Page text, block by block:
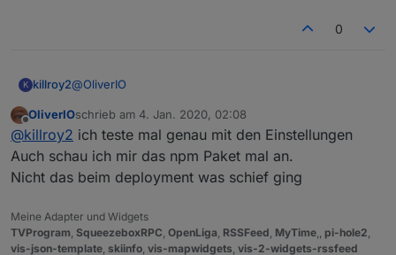
0
K killroy2@OliverIO
eigentlich alles default
Offline
OliverIOschrieb am 4. Jan. 2020, 02:08
zuletzt editiert von
@killroy2 ich teste mal genau mit den Einstellungen
Auch schau ich mir das npm Paket mal an.
Nicht das beim deployment was schief ging
Meine Adapter und Widgets
TVProgram SqueezeboxRPC OpenLiga RSSFeed MyTime pi-hole2
vis-json-template skiinfo vis-mapwidgets vis-2-widgets-rssfeed